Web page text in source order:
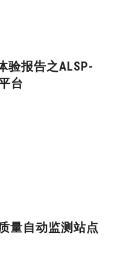
验报告之ALSP-
台
量自动监测站点